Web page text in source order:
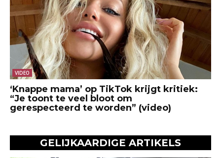
VIDEO
‘Knappe mama’ op TikTok krijgt kritiek:
“Je toont te veel bloot om
gerespecteerd te worden” (video)
GELIJKAARDIGE ARTIKELS